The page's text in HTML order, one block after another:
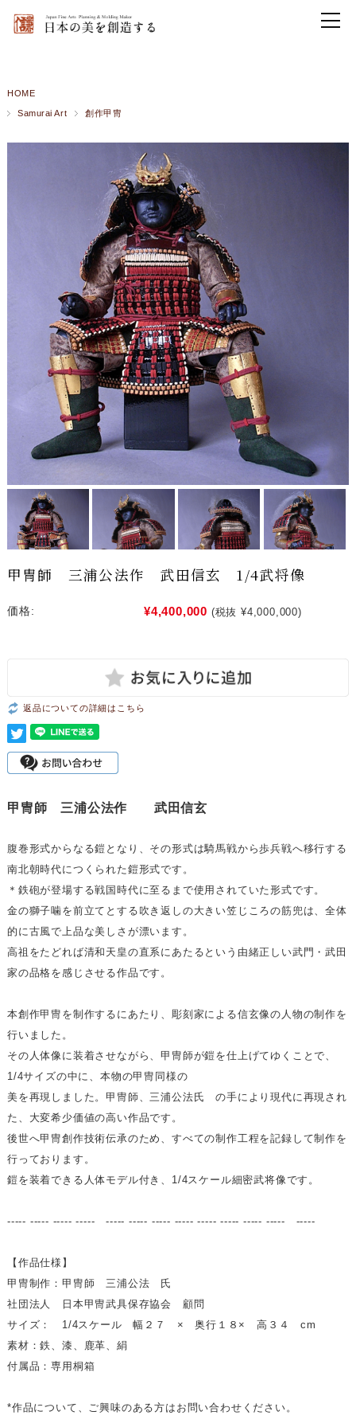
HOME
Samurai Art 創作甲冑
甲冑師 三浦公法作 武田信玄 1/4武将像
価格: ¥4,400,000 (税抜 ¥4,000,000)
返品についての詳細はこちら
甲冑師 三浦公法作 武田信玄
腹巻形式からなる鎧となり、その形式は騎馬戦から歩兵戦へ移行する
南北朝時代につくられた鎧形式です。
＊鉄砲が登場する戦国時代に至るまで使用されていた形式です。
金の獅子噛を前立てとする吹き返しの大きい笠じころの筋兜は、全体
的に古風で上品な美しさが漂います。
高祖をたどれば清和天皇の直系にあたるという由緒正しい武門・武田
家の品格を感じさせる作品です。
本創作甲冑を制作するにあたり、彫刻家による信玄像の人物の制作を
行いました。
その人体像に装着させながら、甲冑師が鎧を仕上げてゆくことで、
1/4サイズの中に、本物の甲冑同様の
美を再現しました。甲冑師、三浦公法氏 の手により現代に再現され
た、大変希少価値の高い作品です。
後世へ甲冑創作技術伝承のため、すべての制作工程を記録して制作を
行っております。
鎧を装着できる人体モデル付き、1/4スケール細密武将像です。
----- ----- ----- ----- ----- ----- ----- ----- ----- ----- ----- ----- -----
【作品仕様】
甲冑制作：甲冑師 三浦公法 氏
社団法人 日本甲冑武具保存協会 顧問
サイズ： 1/4スケール 幅２７ × 奥行１８× 高３４ cm
素材：鉄、漆、鹿革、絹
付属品：専用桐箱
*作品について、ご興味のある方はお問い合わせください。